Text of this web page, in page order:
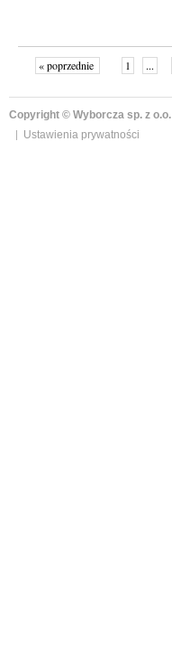
« poprzednie 1 ...
Copyright © Wyborcza sp. z o.o.
Ustawienia prywatności